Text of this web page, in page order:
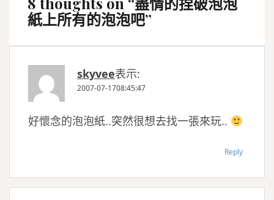
紙上所有的泡泡吧”
skyvee表示:
2007-07-1708:45:47
好懷念的泡泡紙..突然很想去找一張來玩..
Reply